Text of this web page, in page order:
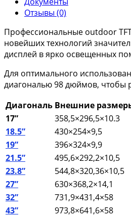
Отзывы (0)
Профессиональные outdoor
новейших технологий
дисплей в ярко освещенных
Для оптимального
диагональю 98 дюймов, чтобы
Диагональ Внешние
17”
358,5×296,5×10.3
18.5”
430×254×9,5
19”
396×324×9,9
21.5”
495,6×292,2×10,5
23.8”
544,8×320,36×10,5
27”
630×368,2×14,1
32”
731,9×431,4×58
43”
973,8×641,6×58